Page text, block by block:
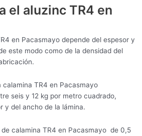
el aluzinc TR4 en
en Pacasmayo depende del espesor y
este modo como de la densidad del
calamina TR4 en Pacasmayo
seis y 12 kg por metro cuadrado,
y del ancho de la lámina.
de calamina TR4 en Pacasmayo de 0,5